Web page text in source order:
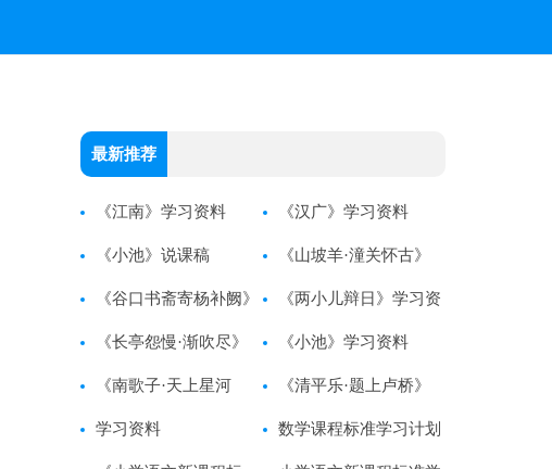
最新推荐
《江南》学习资料 《汉广》学习资料
《小池》说课稿 《山坡羊·潼关怀古》
学习资料
《谷口书斋寄杨补阙》
学习资料
《两小儿辩日》学习资
料
《长亭怨慢·渐吹尽》
学习资料
《小池》学习资料
《南歌子·天上星河
转》学习资料
《清平乐·题上卢桥》
学习资料
学习资料 数学课程标准学习计划